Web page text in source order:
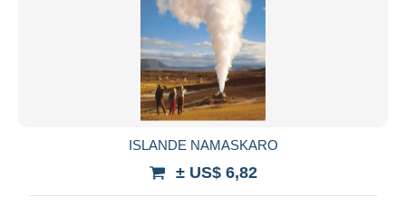
ISLANDE NAMASKARO
± US$ 6,82